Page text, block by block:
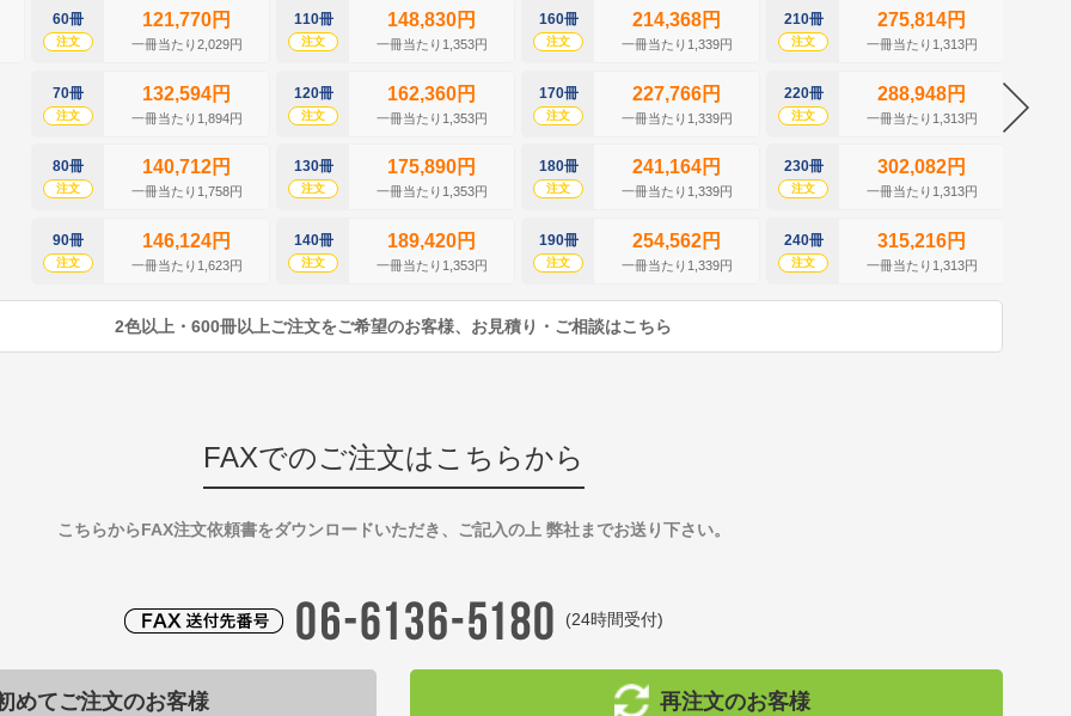
60冊
注文
121,770円
一冊当たり2,029円
70冊
注文
132,594円
一冊当たり1,894円
80冊
注文
140,712円
一冊当たり1,758円
90冊
注文
146,124円
一冊当たり1,623円
110冊
注文
148,830円
一冊当たり1,353円
120冊
注文
162,360円
一冊当たり1,353円
130冊
注文
175,890円
一冊当たり1,353円
140冊
注文
189,420円
一冊当たり1,353円
160冊
注文
214,368円
一冊当たり1,339円
170冊
注文
227,766円
一冊当たり1,339円
180冊
注文
241,164円
一冊当たり1,339円
190冊
注文
254,562円
一冊当たり1,339円
210冊
注文
275,814円
一冊当たり1,313円
220冊
注文
288,948円
一冊当たり1,313円
230冊
注文
302,082円
一冊当たり1,313円
240冊
注文
315,216円
一冊当たり1,313円
2色以上・600冊以上ご注文をご希望のお客様、お見積り・ご相談はこちら
FAXでのご注文はこちらから
こちらからFAX注文依頼書をダウンロードいただき、ご記入の上 弊社までお送り下さい。
(24時間受付)
めてご注文のお客様 再注文のお客様